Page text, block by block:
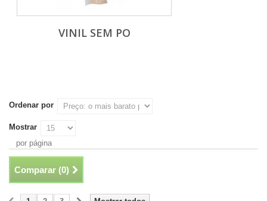
VINIL SEM PO
Ordenar por
Mostrar
por página
Comparar (0)